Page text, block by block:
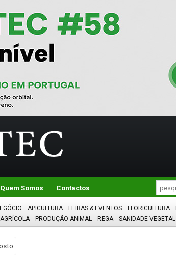
Quem Somos Contactos
APICULTURA FEIRAS & EVENTOS FLORICULTURA
PRODUÇÃO ANIMAL REGA SANIDADE VEGETAL